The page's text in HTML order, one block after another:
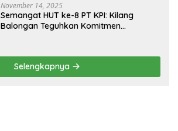
November 14, 2025
Semangat HUT ke-8 PT KPI: Kilang
Balongan Teguhkan Komitmen
Pendidikan
Selengkapnya